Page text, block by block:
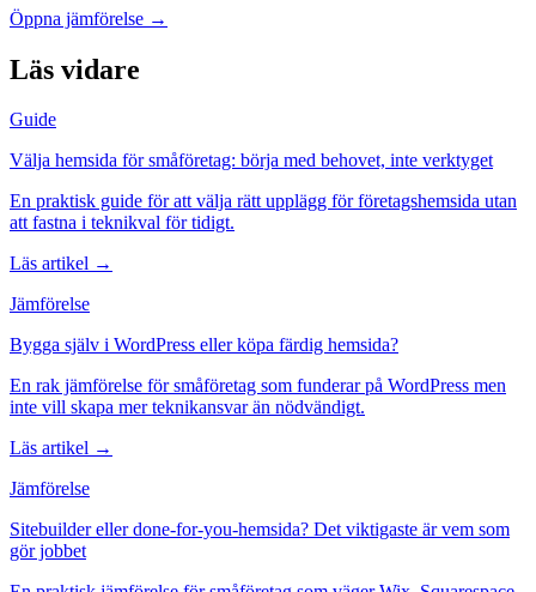
Öppna jämförelse →
Läs vidare
Guide
Välja hemsida för småföretag: börja med behovet, inte verktyget
En praktisk guide för att välja rätt upplägg för företagshemsida utan
att fastna i teknikval för tidigt.
Läs artikel →
Jämförelse
Bygga själv i WordPress eller köpa färdig hemsida?
En rak jämförelse för småföretag som funderar på WordPress men
inte vill skapa mer teknikansvar än nödvändigt.
Läs artikel →
Jämförelse
Sitebuilder eller done-for-you-hemsida? Det viktigaste är vem som
gör jobbet